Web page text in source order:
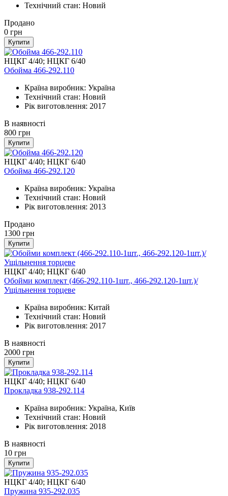
Технічний стан: Новий
Продано
0 грн
Купити
НЦКГ 4/40; НЦКГ 6/40
Обойма 466-292.110
Країна виробник: Україна
Технічний стан: Новий
Рік виготовлення: 2017
В наявності
800 грн
Купити
НЦКГ 4/40; НЦКГ 6/40
Обойма 466-292.120
Країна виробник: Україна
Технічний стан: Новий
Рік виготовлення: 2013
Продано
1300 грн
Купити
НЦКГ 4/40; НЦКГ 6/40
Обойми комплект (466-292.110-1шт., 466-292.120-1шт.)/
Ущільнення торцеве
Країна виробник: Китай
Технічний стан: Новий
Рік виготовлення: 2017
В наявності
2000 грн
Купити
НЦКГ 4/40; НЦКГ 6/40
Прокладка 938-292.114
Країна виробник: Україна, Київ
Технічний стан: Новий
Рік виготовлення: 2018
В наявності
10 грн
Купити
НЦКГ 4/40; НЦКГ 6/40
Пружина 935-292.035